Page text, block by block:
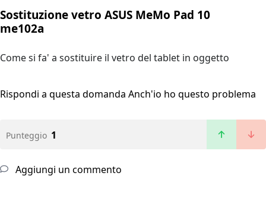
Sostituzione vetro ASUS MeMo Pad 10
me102a
Come si fa' a sostituire il vetro del tablet in oggetto
Rispondi a questa domanda Anch'io ho questo problema
Punteggio 1
Aggiungi un commento